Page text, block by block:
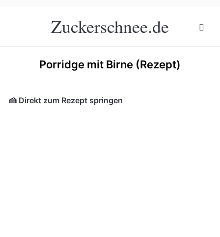
Zuckerschnee.de
Porridge mit Birne (Rezept)
🍰 Direkt zum Rezept springen